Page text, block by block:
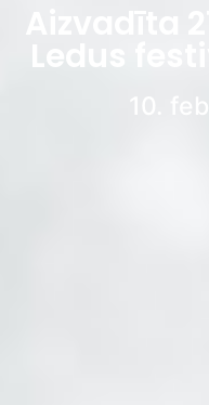
Aizvadīta
Ledus
10.